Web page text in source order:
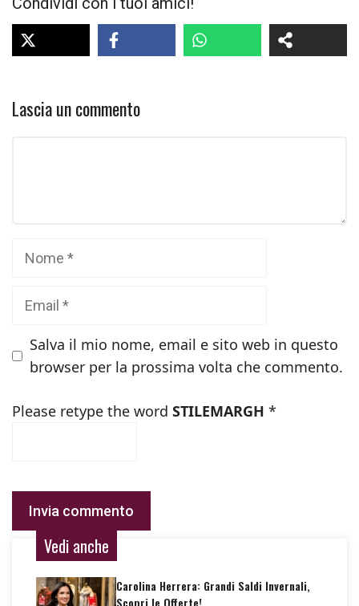
Lascia un commento
Salva il mio nome, email e sito web in questo
browser per la prossima volta che commento.
Please retype the word STILEMARGH *
Vedi anche
Carolina Herrera: Grandi Saldi Invernali,
Scopri le Offerte!